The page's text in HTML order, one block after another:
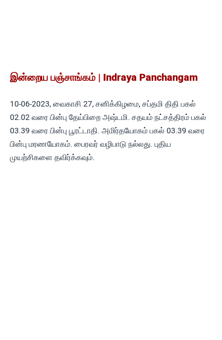
இன்றைய பஞ்சாங்கம் | Indraya Panchangam
10-06-2023, வைகாசி 27, சனிக்கிழமை, சப்தமி திதி பகல்
02.02 வரை பின்பு தேய்பிறை அஷ்டமி. சதயம் நட்சத்திரம் பகல்
03.39 வரை பின்பு பூரட்டாதி. அமிர்தயோகம் பகல் 03.39 வரை
பின்பு மரணயோகம். பைரவர் வழிபாடு நல்லது. புதிய
முயற்சிகளை தவிர்க்கவும்.